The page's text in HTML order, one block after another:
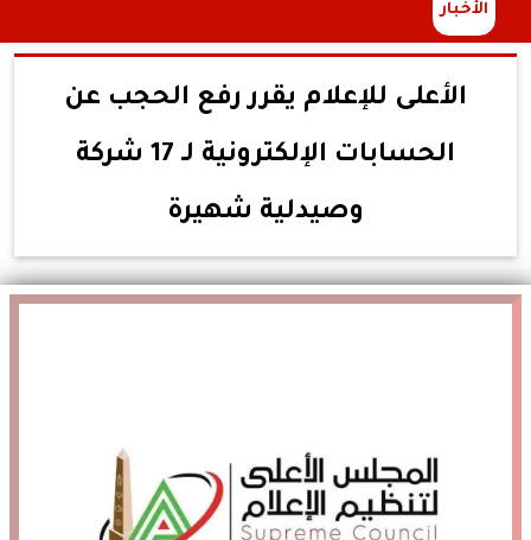
الأخبار
الأعلى للإعلام يقرر رفع الحجب عن
الحسابات الإلكترونية لـ 17 شركة
وصيدلية شهيرة